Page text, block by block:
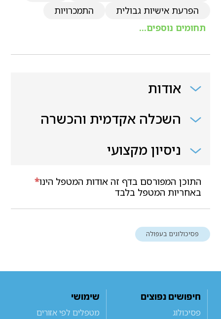
הפרעת אישיות גבולית
התמכרויות
תחומים נוספים...
אודות
השכלה אקדמית והכשרה
ניסיון מקצועי
*התוכן המפורסם בדף זה אודות המטפל הינו
באחריות המטפל בלבד
פסיכולוגים בעפולה
חיפושים נפוצים
פסיכולוג
שימושי
מטפלים לפי אזורים